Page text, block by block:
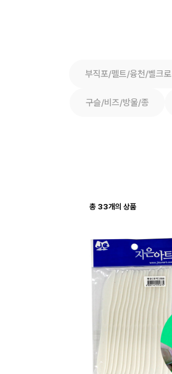
부직포/펠트/융천/벨크로
구슬/비즈/방울/종
총 33개의 상품